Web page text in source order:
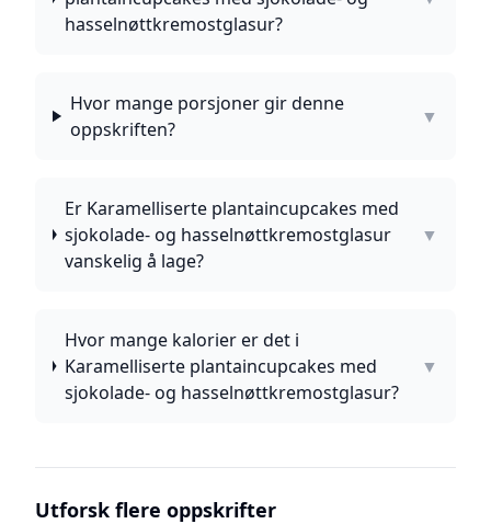
hasselnøttkremostglasur?
Hvor mange porsjoner gir denne
oppskriften?
▼
Er Karamelliserte plantaincupcakes med
sjokolade- og hasselnøttkremostglasur
vanskelig å lage?
▼
Hvor mange kalorier er det i
Karamelliserte plantaincupcakes med
sjokolade- og hasselnøttkremostglasur?
▼
Utforsk flere oppskrifter